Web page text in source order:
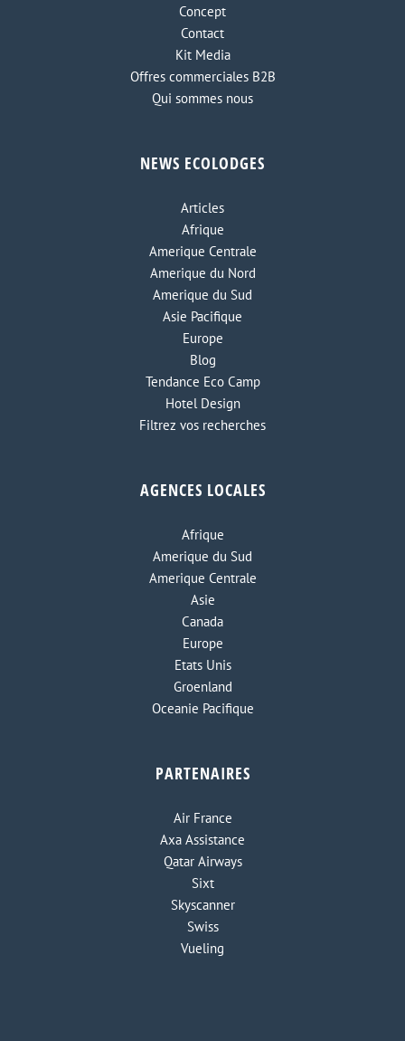
Concept
Contact
Kit Media
Offres commerciales B2B
Qui sommes nous
NEWS ECOLODGES
Articles
Afrique
Amerique Centrale
Amerique du Nord
Amerique du Sud
Asie Pacifique
Europe
Blog
Tendance Eco Camp
Hotel Design
Filtrez vos recherches
AGENCES LOCALES
Afrique
Amerique du Sud
Amerique Centrale
Asie
Canada
Europe
Etats Unis
Groenland
Oceanie Pacifique
PARTENAIRES
Air France
Axa Assistance
Qatar Airways
Sixt
Skyscanner
Swiss
Vueling